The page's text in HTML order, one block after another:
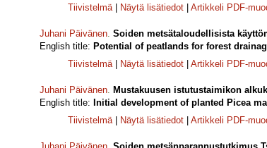
Tiivistelmä| Näytä lisätiedot Artikkeli PDF-
Juhani Päivänen. Soiden metsätaloudellisista
English title: Potential of peatlands for forest
Tiivistelmä| Näytä lisätiedot Artikkeli PDF-
Juhani Päivänen. Mustakuusen istutustaimikon
English title: Initial development of planted Picea
Tiivistelmä| Näytä lisätiedot Artikkeli PDF-